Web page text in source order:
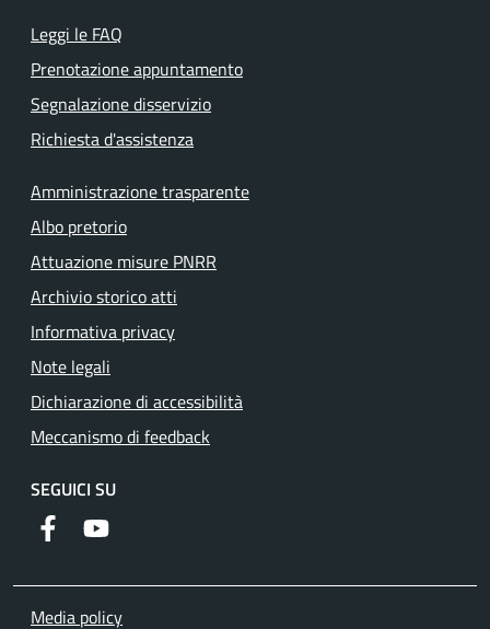
Leggi le FAQ
Prenotazione appuntamento
Segnalazione disservizio
Richiesta d'assistenza
Amministrazione trasparente
Albo pretorio
Attuazione misure PNRR
Archivio storico atti
Informativa privacy
Note legali
Dichiarazione di accessibilità
Meccanismo di feedback
SEGUICI SU
FacebookYouTube
Media policy